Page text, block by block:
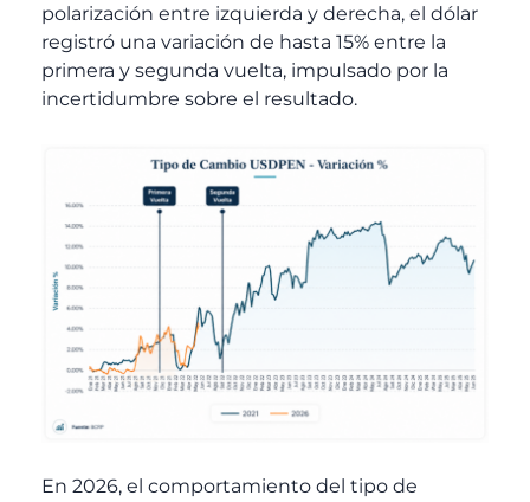
polarización entre izquierda y derecha, el dólar
registró una variación de hasta 15% entre la
primera y segunda vuelta, impulsado por la
incertidumbre sobre el resultado.
En 2026, el comportamiento del tipo de